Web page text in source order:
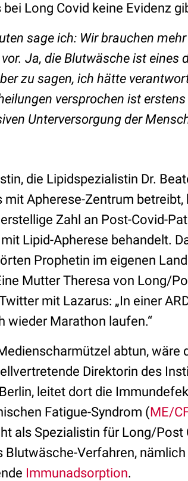
Long Covid keine Evidenz
sage ich: Wir brauchen
Ja, die Blutwäsche ist eines
zu sagen, ich hätte
versprochen ist
Unterversorgung der
die Lipidspezialistin Dr.
Apherese-Zentrum betreibt,
Zahl an Post-Covid-
Lipid-Apherese behandelt.
Prophetin im eigenen
Mutter Theresa von Long/
mit Lazarus: „In einer
wieder Marathon laufen.“
abtun, wäre
Direktorin des
leitet dort die
Fatigue-Syndrom (ME/
als Spezialistin für Long/Post
Verfahren,
Immunadsorption.